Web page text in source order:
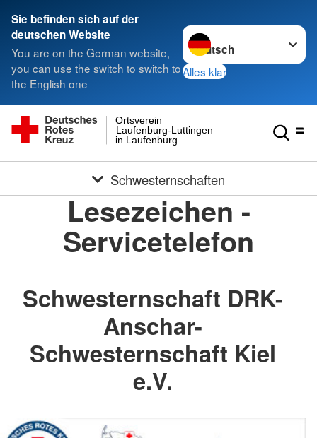
Sie befinden sich auf der
deutschen Website
You are on the German website,
you can use the switch to switch to
the English one
Sprache wechseln zu
Alles klar
in Laufenburg
Laufenburg-Luttingen
Ortsverein
Schwesternschaften
Lesezeichen -
Servicetelefon
Schwesternschaft DRK-
Anschar-
Schwesternschaft Kiel
e.V.